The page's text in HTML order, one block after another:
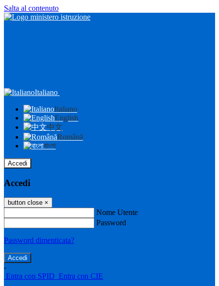
Salta al contenuto
Italiano
Italiano
English
中文
Română
বাংলা
Accedi
Accedi
button close ×
Nome Utente
Password
Password dimenticata?
-
Entra con SPID Entra con CIE